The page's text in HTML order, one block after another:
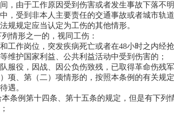
，由于工作原因受到伤害或者发生事故下落不明
中，受到非本人主要责任的交通事故或者城市轨
规规定应当认定为工伤的其他情形。
情形之一的，视同工伤：
工作岗位，突发疾病死亡或者在48小时之内经
维护国家利益、公共利益活动中受到伤害的；
服役，因战、因公负伤致残，已取得革命伤残
项、第（二）项情形的，按照本条例的有关规
遇。
条例第十四条、第十五条的规定，但是有下列